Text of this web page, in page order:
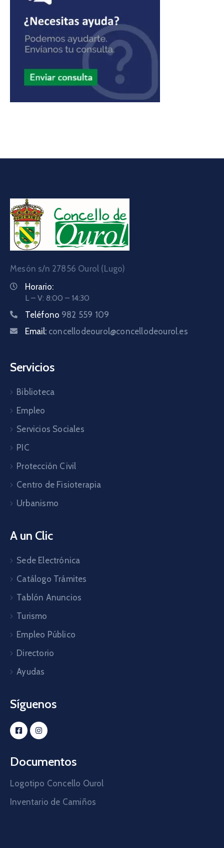
Mesón s/n 27856 Ourol (Lugo)
Horario:
L – V: 8:00 – 14:30
Teléfono 982 559 109
Email: concellodeourol@concellodeourol.es
Servicios
Biblioteca
Empleo
Servicios Sociales
PIC
Protección Civil
Centro de Fisioterapia
Urbanismo
A un Clic
Sede Electrónica
Catálogo Trámites
Tablón Anuncios
Turismo
Empleo Público
Directorio
Ayudas
Síguenos
Documentos
Logotipo Concello Ourol
Inventario de Camiños